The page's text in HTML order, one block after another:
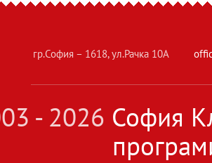
гр.София – 1618, ул.Рачка 10А
- 2026 София